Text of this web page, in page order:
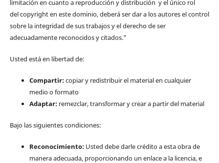
limitación en cuanto a reproducción y distribución y el único rol
del copyright en este dominio, deberá ser dar a los autores el control
sobre la integridad de sus trabajos y el derecho de ser
adecuadamente reconocidos y citados."
Usted está en libertad de:
Compartir:copiar y redistribuir el material en cualquier
medio o formato
Adaptar:remezclar, transformar y crear a partir del material
Bajo las siguientes condiciones:
Reconocimiento:Usted debe darle crédito a esta obra de
manera adecuada, proporcionando un enlace a la licencia, e